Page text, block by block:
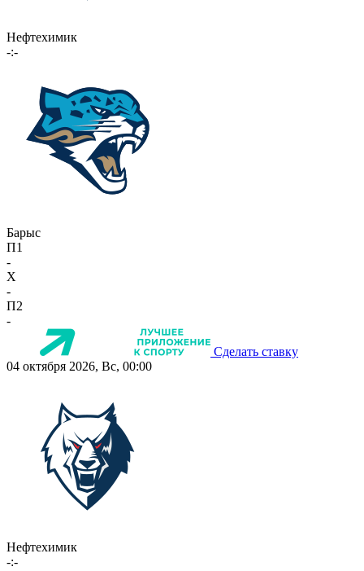
Нефтехимик
-:-
Барыс
П1
-
X
-
П2
-
Сделать ставку
04 октября 2026, Вс, 00:00
Нефтехимик
-:-